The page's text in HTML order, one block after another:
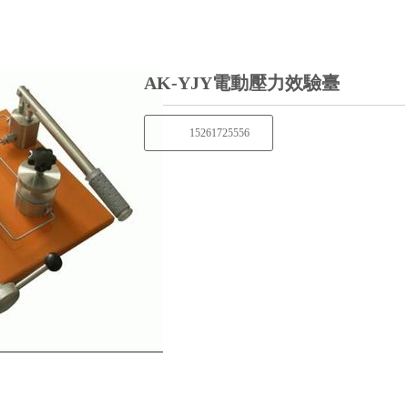
AK-YJY電動壓力效驗臺
15261725556